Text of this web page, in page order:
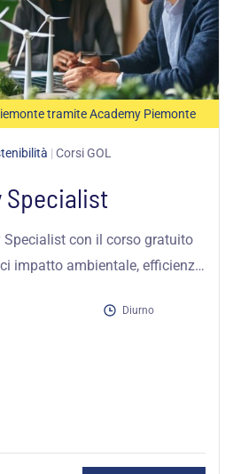
tramite Academy Piemonte
| Corsi GOL
Specialist
con il corso gratuito
impatto ambientale, efficienza
Diurno